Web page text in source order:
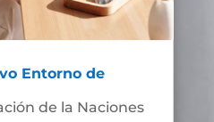
Entorno de
de la Naciones